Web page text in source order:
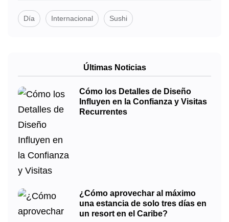
Día Internacional Sushi
Últimas Noticias
Cómo los Detalles de Diseño
Influyen en la Confianza y Visitas
Recurrentes
¿Cómo aprovechar al máximo
una estancia de solo tres días en
un resort en el Caribe?